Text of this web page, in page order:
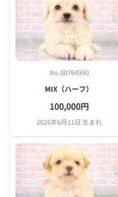
No.00764990
MIX（ハーフ）
100,000円
2026年6月11日 生まれ